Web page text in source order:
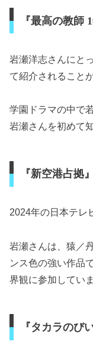
『最高の教師
岩瀬洋志さんにと
て紹介されること
学園ドラマの中で
岩瀬さんを初めて
『新空港占拠』
2024年の日本テレ
岩瀬さんは、猿／
ンス色の強い作品
界観に参加していま
『タカラのび